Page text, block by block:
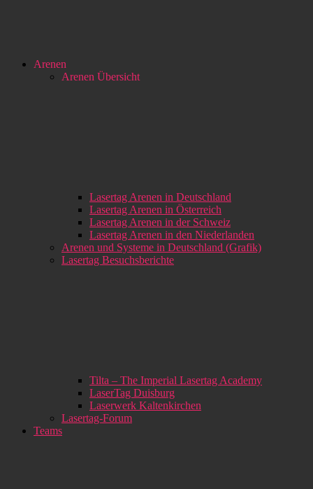
Arenen
Arenen Übersicht
Lasertag Arenen in Deutschland
Lasertag Arenen in Österreich
Lasertag Arenen in der Schweiz
Lasertag Arenen in den Niederlanden
Arenen und Systeme in Deutschland (Grafik)
Lasertag Besuchsberichte
Tilta – The Imperial Lasertag Academy
LaserTag Duisburg
Laserwerk Kaltenkirchen
Lasertag-Forum
Teams